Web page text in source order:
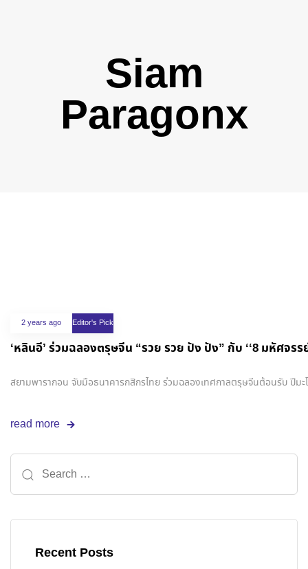
Siam
Paragonx
2 years ago Editor's Pick
‘หลินอี’ ร่วมฉลองตรุษจีน “รวย รวย ปัง ปัง” กับ ‘‘8 มหัศจร
สยามพารากอน จับมือธนาคารกสิกรไทย ร่วมฉลองเทศกาลตรุษจีนต้อนรับ ปี
read more
Recent Posts